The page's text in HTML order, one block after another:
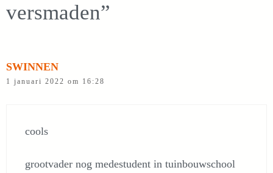
versmaden”
SWINNEN
1 januari 2022 om 16:28
cools
grootvader nog medestudent in tuinbouwschool